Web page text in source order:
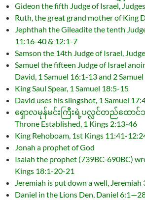
Gideon the fifth Judge of Israel,
Ruth, the great grand mother of King
Jephthah the Gileadite the tenth
11:16-40 & 12:1-7
Samson the 14th Judge of Israel,
Samuel the fifteen Judge of Israel
David, 1 Samuel 16:1-13 and 2 Samuel
King Saul Spear, 1 Samuel 18:5-15
David uses his slingshot, 1 Samuel
ရှောလမုန်မင်းကြီးရဲ့ပလ္လင်တည်ထောင်သည်
Throne Established, 1 Kings 2:13-46
King Rehoboam, 1st Kings 11:41-
Jonah a prophet of God
Isaiah the prophet (739BC-690BC)
Kings 18:1-20-21
Jeremiah is put down a well, Jeremiah
Daniel in the Lions Den, Daniel